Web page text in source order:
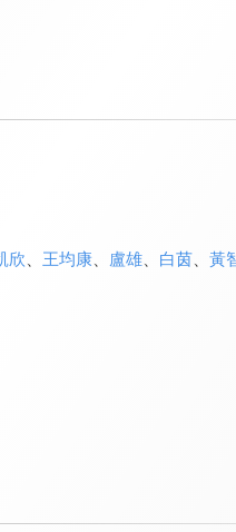
欣 王均康、 盧雄、 白茵、 黃